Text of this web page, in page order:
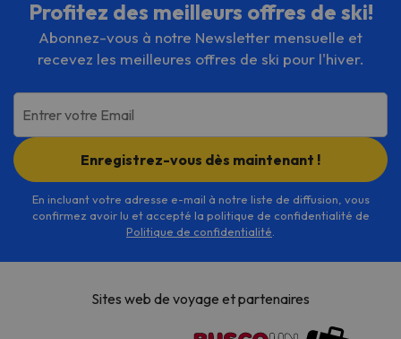
Profitez des meilleurs offres de ski!
Abonnez-vous à notre Newsletter mensuelle et
recevez les meilleures offres de ski pour l'hiver.
Entrer votre Email
Enregistrez-vous dès maintenant !
En incluant votre adresse e-mail à notre liste de diffusion, vous
confirmez avoir lu et accepté la politique de confidentialité de
Politique de confidentialité
Sites web de voyage et partenaires